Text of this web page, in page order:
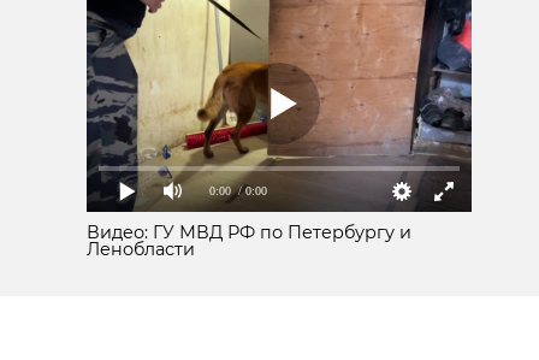
0:00 / 0:00
Видео: ГУ МВД РФ по Петербургу и
Ленобласти